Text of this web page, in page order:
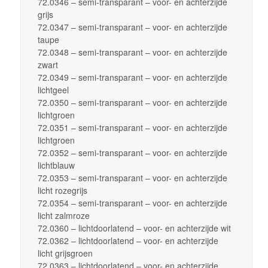
grijs
72.0347 – semi-transparant – voor- en achterzijde
taupe
72.0348 – semi-transparant – voor- en achterzijde
zwart
72.0349 – semi-transparant – voor- en achterzijde
lichtgeel
72.0350 – semi-transparant – voor- en achterzijde
lichtgroen
72.0351 – semi-transparant – voor- en achterzijde
lichtgroen
72.0352 – semi-transparant – voor- en achterzijde
lichtblauw
72.0353 – semi-transparant – voor- en achterzijde
licht rozegrijs
72.0354 – semi-transparant – voor- en achterzijde
licht zalmroze
72.0360 – lichtdoorlatend – voor- en achterzijde wit
72.0362 – lichtdoorlatend – voor- en achterzijde
licht grijsgroen